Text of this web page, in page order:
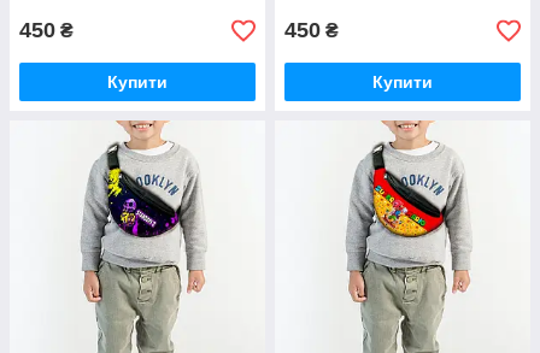
450 ₴
Купити
450 ₴
Купити